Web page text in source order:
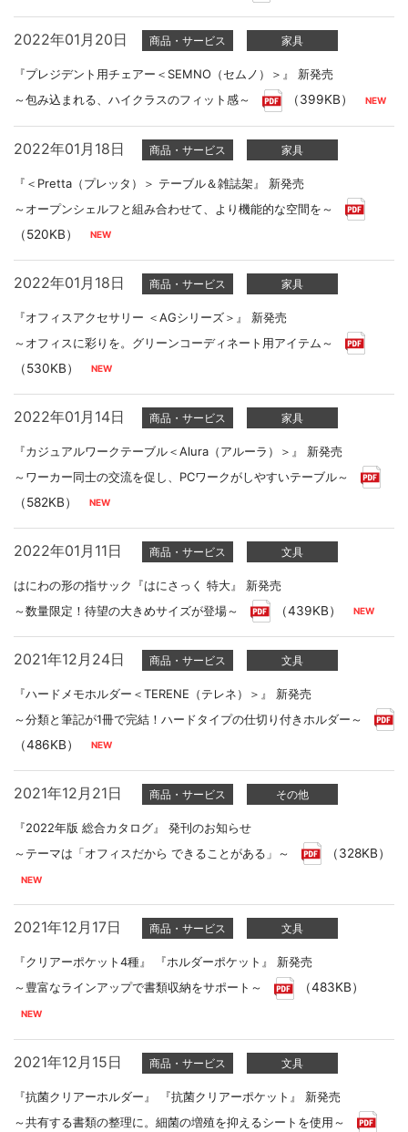
2022年01月20日 商品・サービス 家具
『プレジデント用チェアー＜SEMNO（セムノ）＞』 新発売
～包み込まれる、ハイクラスのフィット感～
（399KB）
2022年01月18日 商品・サービス 家具
『＜Pretta（プレッタ）＞ テーブル＆雑誌架』 新発売
～オープンシェルフと組み合わせて、より機能的な空間を～
（520KB）
2022年01月18日 商品・サービス 家具
『オフィスアクセサリー ＜AGシリーズ＞』 新発売
～オフィスに彩りを。グリーンコーディネート用アイテム～
（530KB）
2022年01月14日 商品・サービス 家具
『カジュアルワークテーブル＜Alura（アルーラ）＞』 新発売
～ワーカー同士の交流を促し、PCワークがしやすいテーブル～
（582KB）
2022年01月11日 商品・サービス 文具
はにわの形の指サック『はにさっく 特大』 新発売
～数量限定！待望の大きめサイズが登場～
（439KB）
2021年12月24日 商品・サービス 文具
『ハードメモホルダー＜TERENE（テレネ）＞』 新発売
～分類と筆記が1冊で完結！ハードタイプの仕切り付きホルダー～
（486KB）
2021年12月21日 商品・サービス その他
『2022年版 総合カタログ』 発刊のお知らせ
～テーマは「オフィスだから できることがある」～
（328KB）
2021年12月17日 商品・サービス 文具
『クリアーポケット4種』 『ホルダーポケット』 新発売
～豊富なラインアップで書類収納をサポート～
（483KB）
2021年12月15日 商品・サービス 文具
『抗菌クリアーホルダー』 『抗菌クリアーポケット』 新発売
～共有する書類の整理に。細菌の増殖を抑えるシートを使用～